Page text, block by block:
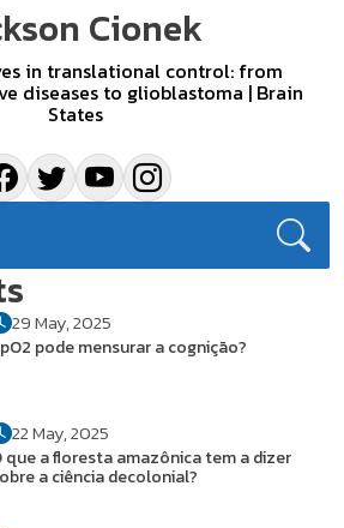
Cionek
in translational control: from
diseases to glioblastoma | Brain
States
29 May, 2025
pode mensurar a cognição?
22 May, 2025
que a floresta amazônica tem a dizer
a ciência decolonial?